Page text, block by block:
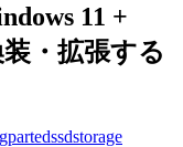
11 +
・拡張する
gpartedssdstorage